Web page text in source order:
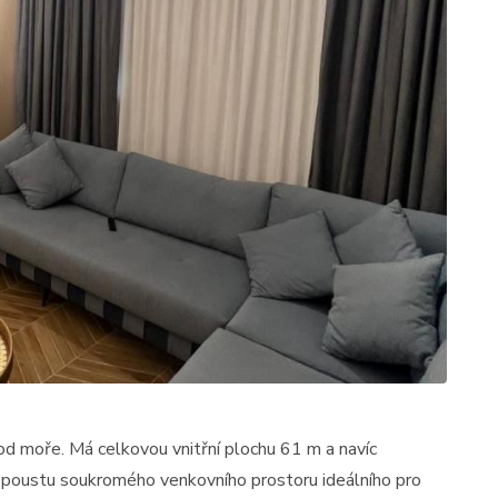
moře. Má celkovou vnitřní plochu 61 m a navíc
soukromého venkovního prostoru ideálního pro